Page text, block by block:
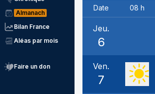
Almanach
Bilan France
Aléas par mois
Faire un don
Date 08 h
Jeu.
6
Ven.
7